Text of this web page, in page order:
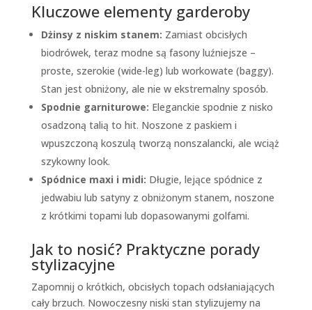
Kluczowe elementy garderoby
Dżinsy z niskim stanem: Zamiast obcisłych
biodrówek, teraz modne są fasony luźniejsze –
proste, szerokie (wide-leg) lub workowate (baggy).
Stan jest obniżony, ale nie w ekstremalny sposób.
Spodnie garniturowe: Eleganckie spodnie z nisko
osadzoną talią to hit. Noszone z paskiem i
wpuszczoną koszulą tworzą nonszalancki, ale wciąż
szykowny look.
Spódnice maxi i midi: Długie, lejące spódnice z
jedwabiu lub satyny z obniżonym stanem, noszone
z krótkimi topami lub dopasowanymi golfami.
Jak to nosić? Praktyczne porady
stylizacyjne
Zapomnij o krótkich, obcisłych topach odsłaniających
cały brzuch. Nowoczesny niski stan stylizujemy na